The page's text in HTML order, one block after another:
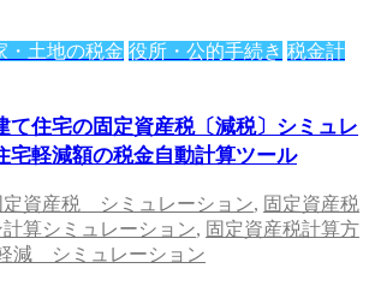
・土地の税金 役所・公的手続き 税金計
て住宅の固定資産税〔減税〕シミュレ
宅軽減額の税金自動計算ツール
定資産税 シミュレーション, 固定資産税
算シミュレーション, 固定資産税計算方
減 シミュレーション